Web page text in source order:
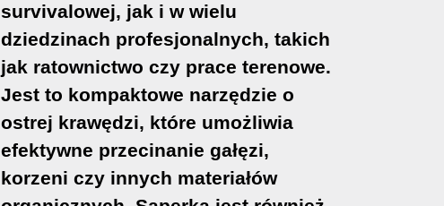
survivalowej, jak i w wielu
dziedzinach profesjonalnych, takich
jak ratownictwo czy prace terenowe.
Jest to kompaktowe narzędzie o
ostrej krawędzi, które umożliwia
efektywne przecinanie gałęzi,
korzeni czy innych materiałów